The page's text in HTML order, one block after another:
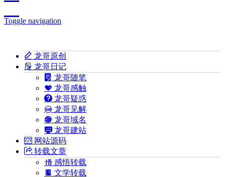
Toggle navigation
龙哥原创
龙哥日记
龙哥随笔
龙哥感触
龙哥疑惑
龙哥见解
龙哥域名
龙哥建站
网站源码
转载文章
感悟转载
文学转载